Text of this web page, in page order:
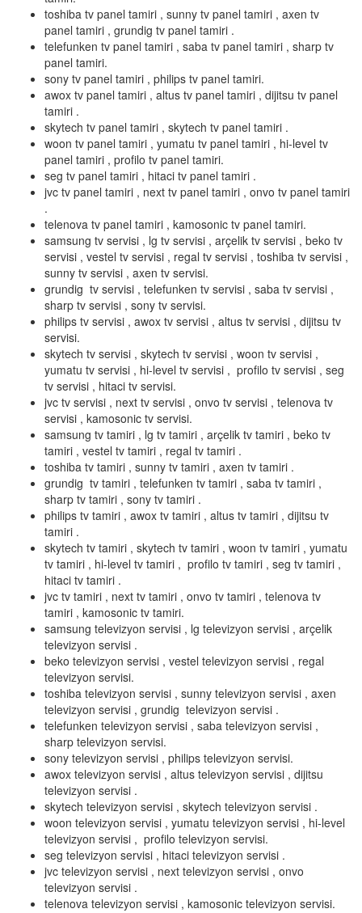
toshiba tv panel tamiri , sunny tv panel tamiri , axen tv
panel tamiri , grundig tv panel tamiri .
telefunken tv panel tamiri , saba tv panel tamiri , sharp tv
panel tamiri.
sony tv panel tamiri , philips tv panel tamiri.
awox tv panel tamiri , altus tv panel tamiri , dijitsu tv panel
tamiri .
skytech tv panel tamiri , skytech tv panel tamiri .
woon tv panel tamiri , yumatu tv panel tamiri , hi-level tv
panel tamiri , profilo tv panel tamiri.
seg tv panel tamiri , hitaci tv panel tamiri .
jvc tv panel tamiri , next tv panel tamiri , onvo tv panel tamiri
.
telenova tv panel tamiri , kamosonic tv panel tamiri.
samsung tv servisi , lg tv servisi , arçelik tv servisi , beko tv
servisi , vestel tv servisi , regal tv servisi , toshiba tv servisi ,
sunny tv servisi , axen tv servisi.
grundig tv servisi , telefunken tv servisi , saba tv servisi ,
sharp tv servisi , sony tv servisi.
philips tv servisi , awox tv servisi , altus tv servisi , dijitsu tv
servisi.
skytech tv servisi , skytech tv servisi , woon tv servisi ,
yumatu tv servisi , hi-level tv servisi , profilo tv servisi , seg
tv servisi , hitaci tv servisi.
jvc tv servisi , next tv servisi , onvo tv servisi , telenova tv
servisi , kamosonic tv servisi.
samsung tv tamiri , lg tv tamiri , arçelik tv tamiri , beko tv
tamiri , vestel tv tamiri , regal tv tamiri .
toshiba tv tamiri , sunny tv tamiri , axen tv tamiri .
grundig tv tamiri , telefunken tv tamiri , saba tv tamiri ,
sharp tv tamiri , sony tv tamiri .
philips tv tamiri , awox tv tamiri , altus tv tamiri , dijitsu tv
tamiri .
skytech tv tamiri , skytech tv tamiri , woon tv tamiri , yumatu
tv tamiri , hi-level tv tamiri , profilo tv tamiri , seg tv tamiri ,
hitaci tv tamiri .
jvc tv tamiri , next tv tamiri , onvo tv tamiri , telenova tv
tamiri , kamosonic tv tamiri.
samsung televizyon servisi , lg televizyon servisi , arçelik
televizyon servisi .
beko televizyon servisi , vestel televizyon servisi , regal
televizyon servisi.
toshiba televizyon servisi , sunny televizyon servisi , axen
televizyon servisi , grundig televizyon servisi .
telefunken televizyon servisi , saba televizyon servisi ,
sharp televizyon servisi.
sony televizyon servisi , philips televizyon servisi.
awox televizyon servisi , altus televizyon servisi , dijitsu
televizyon servisi .
skytech televizyon servisi , skytech televizyon servisi .
woon televizyon servisi , yumatu televizyon servisi , hi-level
televizyon servisi , profilo televizyon servisi.
seg televizyon servisi , hitaci televizyon servisi .
jvc televizyon servisi , next televizyon servisi , onvo
televizyon servisi .
telenova televizyon servisi , kamosonic televizyon servisi.